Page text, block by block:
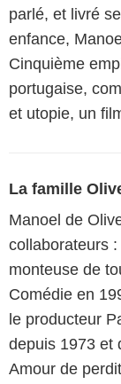
parlé, et livré
enfance,
Cinquième
portugaise,
et utopie, un
La famille
Manoel de
collaborateurs
monteuse de
Comédie en
le producteur
depuis 1973 et
Amour de